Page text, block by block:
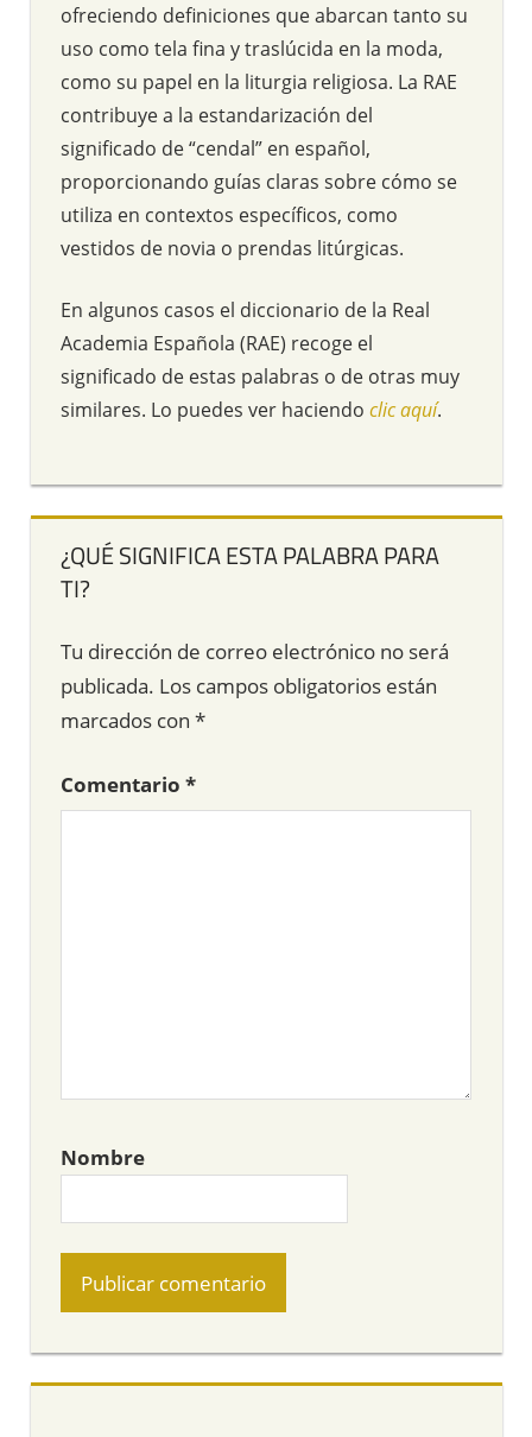
ofreciendo definiciones que abarcan tanto su
uso como tela fina y traslúcida en la moda,
como su papel en la liturgia religiosa. La RAE
contribuye a la estandarización del
significado de “cendal” en español,
proporcionando guías claras sobre cómo se
utiliza en contextos específicos, como
vestidos de novia o prendas litúrgicas.
En algunos casos el diccionario de la Real
Academia Española (RAE) recoge el
significado de estas palabras o de otras muy
similares. Lo puedes ver haciendo clic aquí.
¿QUÉ SIGNIFICA ESTA PALABRA PARA
TI?
Tu dirección de correo electrónico no será
publicada. Los campos obligatorios están
marcados con *
Comentario *
Nombre